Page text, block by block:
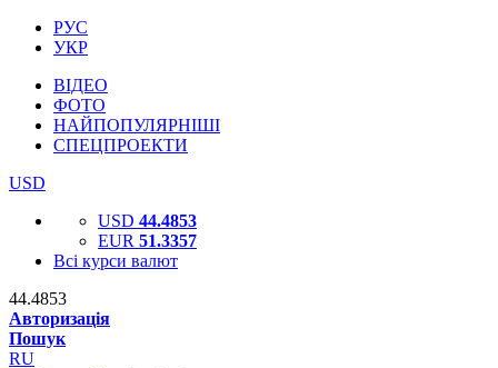
РУС
УКР
ВІДЕО
ФОТО
НАЙПОПУЛЯРНІШІ
СПЕЦПРОЕКТИ
USD
USD 44.4853
EUR 51.3357
Всі курси валют
44.4853
Авторизація
Пошук
RU